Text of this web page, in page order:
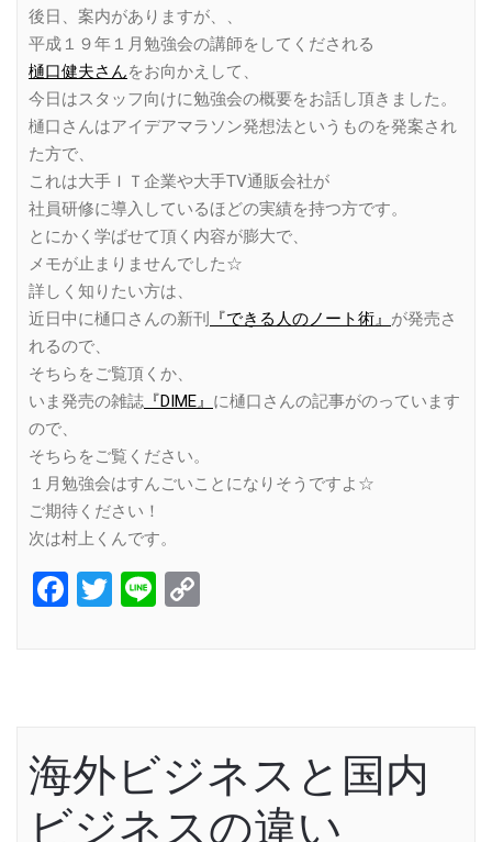
後日、案内がありますが、、
平成１９年１月勉強会の講師をしてくだされる
樋口健夫さんをお向かえして、
今日はスタッフ向けに勉強会の概要をお話し頂きました。
樋口さんはアイデアマラソン発想法というものを発案され
た方で、
これは大手ＩＴ企業や大手TV通販会社が
社員研修に導入しているほどの実績を持つ方です。
とにかく学ばせて頂く内容が膨大で、
メモが止まりませんでした☆
詳しく知りたい方は、
近日中に樋口さんの新刊
『できる人のノート術』 が発売さ
れるので、
そちらをご覧頂くか、
いま発売の雑誌 『DIME』 に樋口さんの記事がのっています
ので、
そちらをご覧ください。
１月勉強会はすんごいことになりそうですよ☆
ご期待ください！
次は村上くんです。
Facebook
Twitter
Line
海外ビジネスと国内
ビジネスの違い